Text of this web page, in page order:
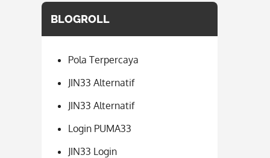
BLOGROLL
Pola Terpercaya
JIN33 Alternatif
JIN33 Alternatif
Login PUMA33
JIN33 Login